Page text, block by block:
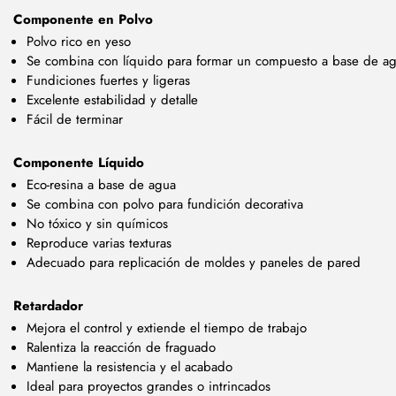
Componente en Polvo
Polvo rico en yeso
Se combina con líquido para formar un compuesto a base de
Fundiciones fuertes y ligeras
Excelente estabilidad y detalle
Fácil de terminar
Componente Líquido
Eco-resina a base de agua
Se combina con polvo para fundición decorativa
No tóxico y sin químicos
Reproduce varias texturas
Adecuado para replicación de moldes y paneles de pared
Retardador
Mejora el control y extiende el tiempo de trabajo
Ralentiza la reacción de fraguado
Mantiene la resistencia y el acabado
Ideal para proyectos grandes o intrincados